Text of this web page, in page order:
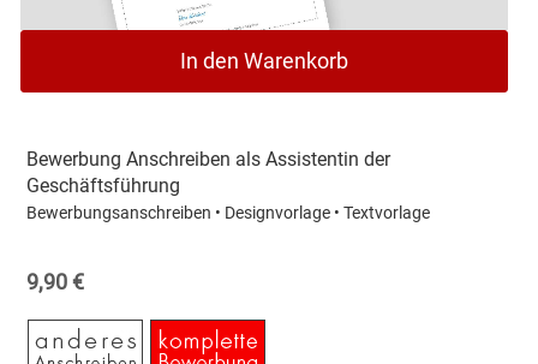
der
In den Warenkorb
Bewerbung Anschreiben als Assistentin der
Geschäftsführung
Bewerbungsanschreiben • Designvorlage • Textvorlage
9,90 €